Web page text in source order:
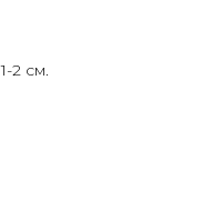
2 см.